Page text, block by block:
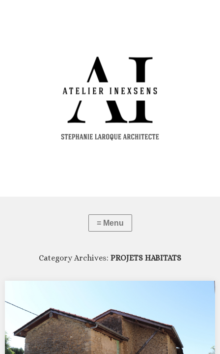
Category Archives: PROJETS HABITATS